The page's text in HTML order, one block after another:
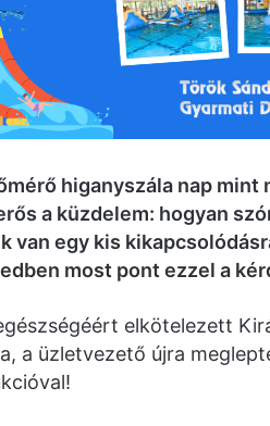
higanyszála nap
a küzdelem: hogyan
van egy kis
most pont ezzel a
elkötelezett
a üzletvezető újra